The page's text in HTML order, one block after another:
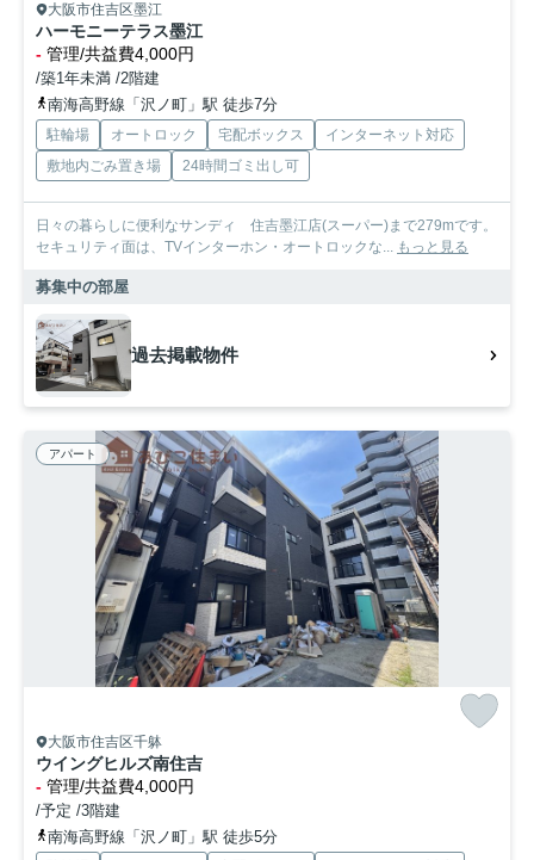
大阪市住吉区墨江
ハーモニーテラス墨江
- 管理/共益費4,000円
/築1年未満 /2階建
南海高野線「沢ノ町」駅 徒歩7分
駐輪場 オートロック 宅配ボックス
インターネット対応
敷地内ごみ置き場
24時間ゴミ出し可
日々の暮らしに便利なサンディ 住吉墨江店(スーパー)まで279mです。
セキュリティ面は、TVインターホン・オートロックな... もっと見る
募集中の部屋
過去掲載物件
アパート
大阪市住吉区千躰
ウイングヒルズ南住吉
- 管理/共益費4,000円
/予定 /3階建
南海高野線「沢ノ町」駅 徒歩5分